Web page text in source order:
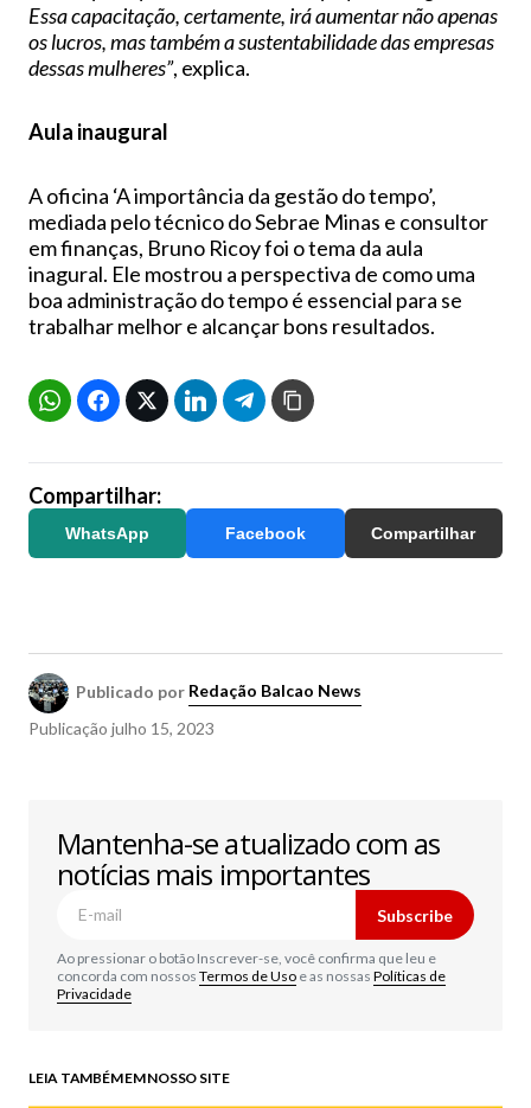
Essa capacitação, certamente, irá aumentar não apenas
os lucros, mas também a sustentabilidade das empresas
dessas mulheres”, explica.
Aula inaugural
A oficina ‘A importância da gestão do tempo’,
mediada pelo técnico do Sebrae Minas e consultor
em finanças, Bruno Ricoy foi o tema da aula
inagural. Ele mostrou a perspectiva de como uma
boa administração do tempo é essencial para se
trabalhar melhor e alcançar bons resultados.
Compartilhar:
WhatsApp Facebook Compartilhar
Publicado por Redação Balcao News
Publicação julho 15, 2023
Mantenha-se atualizado com as
notícias mais importantes
Subscribe
Ao pressionar o botão Inscrever-se, você confirma que leu e
concorda com nossos Termos de Uso e as nossas Políticas de
Privacidade
LEIA TAMBÉM EM NOSSO SITE